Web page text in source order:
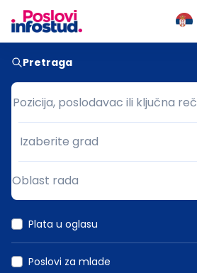
Pretraga
Pozicija, poslodavac ili ključna reč
Pozicija, poslodavac ili ključna reč
Grad
Izaberite grad
Oblast rada
Plata u oglasu
Poslovi za mlade